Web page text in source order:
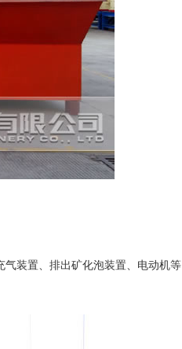
装置、排出矿化泡装置、电动机等